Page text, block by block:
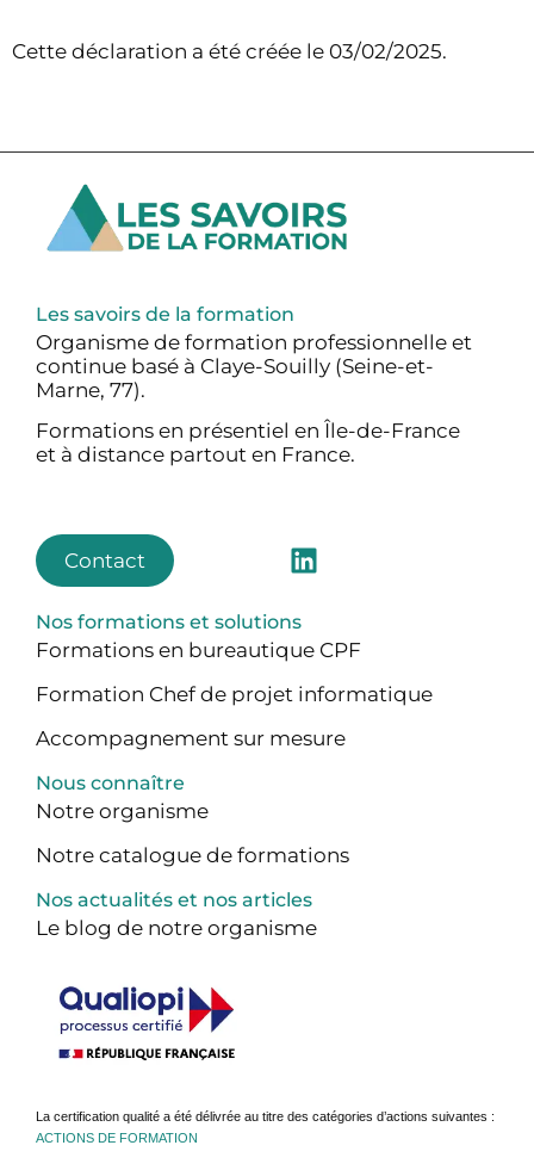
Cette déclaration a été créée le 03/02/2025.
Les savoirs de la formation
Organisme de formation professionnelle et
continue basé à Claye-Souilly (Seine-et-
Marne, 77).
Formations en présentiel en Île-de-France
et à distance partout en France.
Contact
Nos formations et solutions
Formations en bureautique CPF
Formation Chef de projet informatique
Accompagnement sur mesure
Nous connaître
Notre organisme
Notre catalogue de formations
Nos actualités et nos articles
Le blog de notre organisme
La certification qualité a été délivrée au titre des catégories d’actions suivantes :
ACTIONS DE FORMATION